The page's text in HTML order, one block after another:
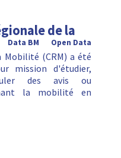
de la
Open Data
Data BM
Mobilité (CRM) a été
mission d'étudier,
des avis ou
la mobilité en